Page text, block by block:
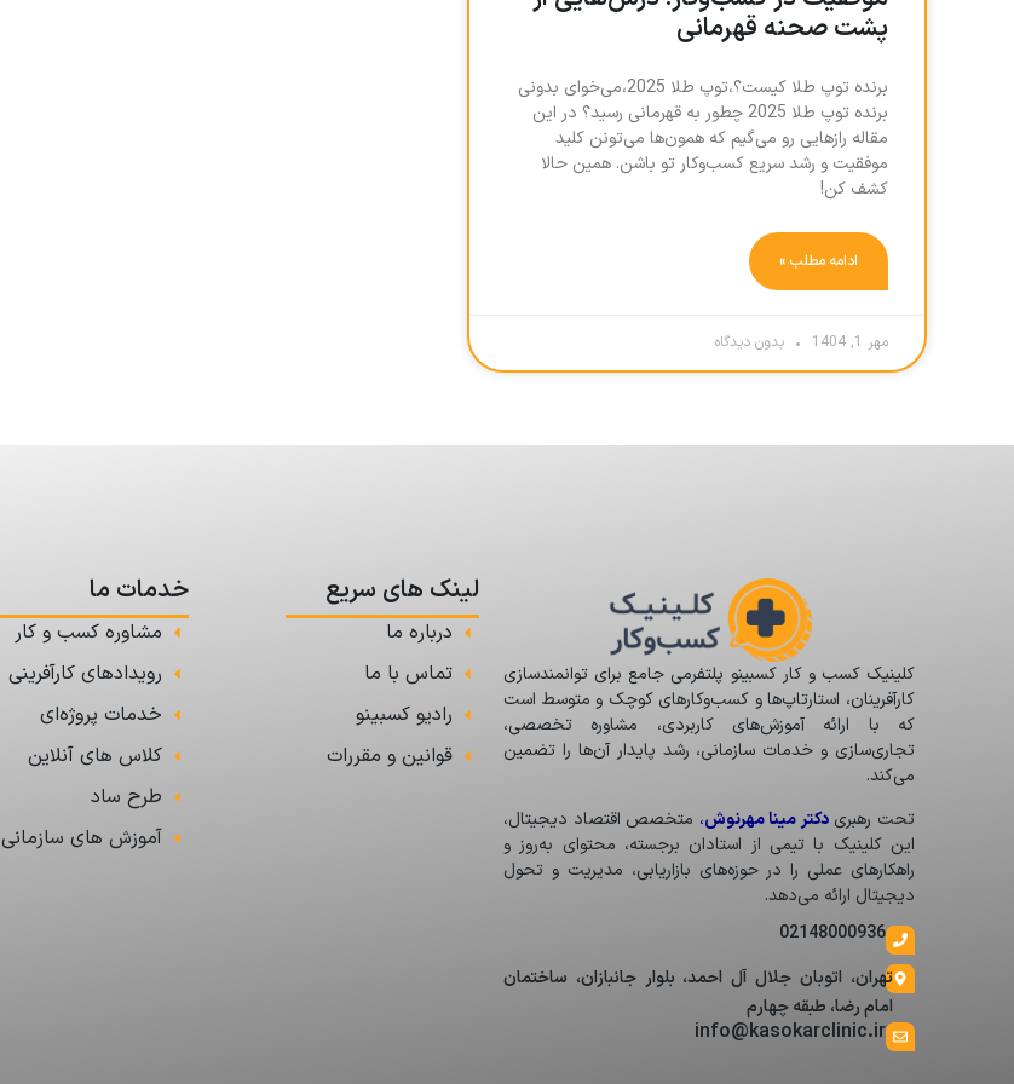
پشت صحنه قهرمانی
برنده توپ طلا کیست؟،توپ طلا 2025،می‌خوای بدونی
برنده توپ طلا 2025 چطور به قهرمانی رسید؟ در این
مقاله رازهایی رو می‌گیم که همون‌ها می‌تونن کلید
موفقیت و رشد سریع کسب‌وکار تو باشن. همین حالا
کشف کن!
ادامه مطلب »
مهر 1, 1404 بدون دیدگاه
کلینیک کسب و کار کسبینو پلتفرمی جامع برای توانمندسازی
کارآفرینان، استارتاپ‌ها و کسب‌وکارهای کوچک و متوسط است
که با ارائه آموزش‌های کاربردی، مشاوره تخصصی،
تجاری‌سازی و خدمات سازمانی، رشد پایدار آن‌ها را تضمین
می‌کند.
تحت رهبریدکتر مینا مهرنوش، متخصص اقتصاد دیجیتال،
این کلینیک با تیمی از استادان برجسته، محتوای به‌روز و
راهکارهای عملی را در حوزه‌های بازاریابی، مدیریت و تحول
دیجیتال ارائه می‌دهد.
02148000936
تهران، اتوبان جلال آل احمد، بلوار جانبازان، ساختمان
امام رضا، طبقه چهارم
info@kasokarclinic.ir
لینک های سریع
درباره ما
تماس با ما
رادیو کسبینو
قوانین و مقررات
خدمات ما
مشاوره کسب و کار
رویدادهای کارآفرینی
خدمات پروژه‌ای
کلاس های آنلاین
طرح ساد
آموزش های سازمانی